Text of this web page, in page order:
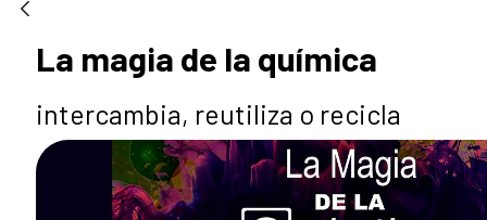
La magia de la química
intercambia, reutiliza o recicla